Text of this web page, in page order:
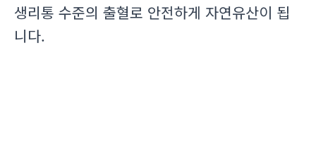
생리통 수준의 출혈로 안전하게 자연유산이 됩
니다.